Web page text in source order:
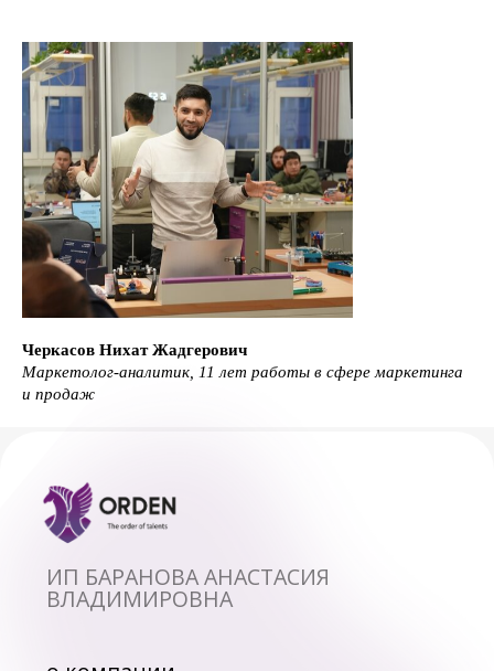
Черкасов Нихат Жадгерович
Маркетолог-аналитик, 11 лет работы в сфере маркетинга
и продаж